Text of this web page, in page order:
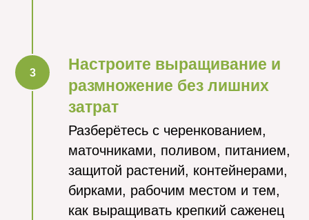
Настроите выращивание и
размножение без лишних
затрат
Разберётесь с черенкованием,
маточниками, поливом, питанием,
защитой растений, контейнерами,
бирками, рабочим местом и тем,
как выращивать крепкий саженец